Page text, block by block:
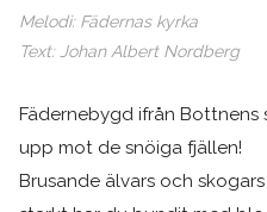
Melodi: Fädernas kyrka
Text: Johan Albert Nordberg
Fädernebygd ifrån Bottnens
upp mot de snöiga fjällen!
Brusande älvars och